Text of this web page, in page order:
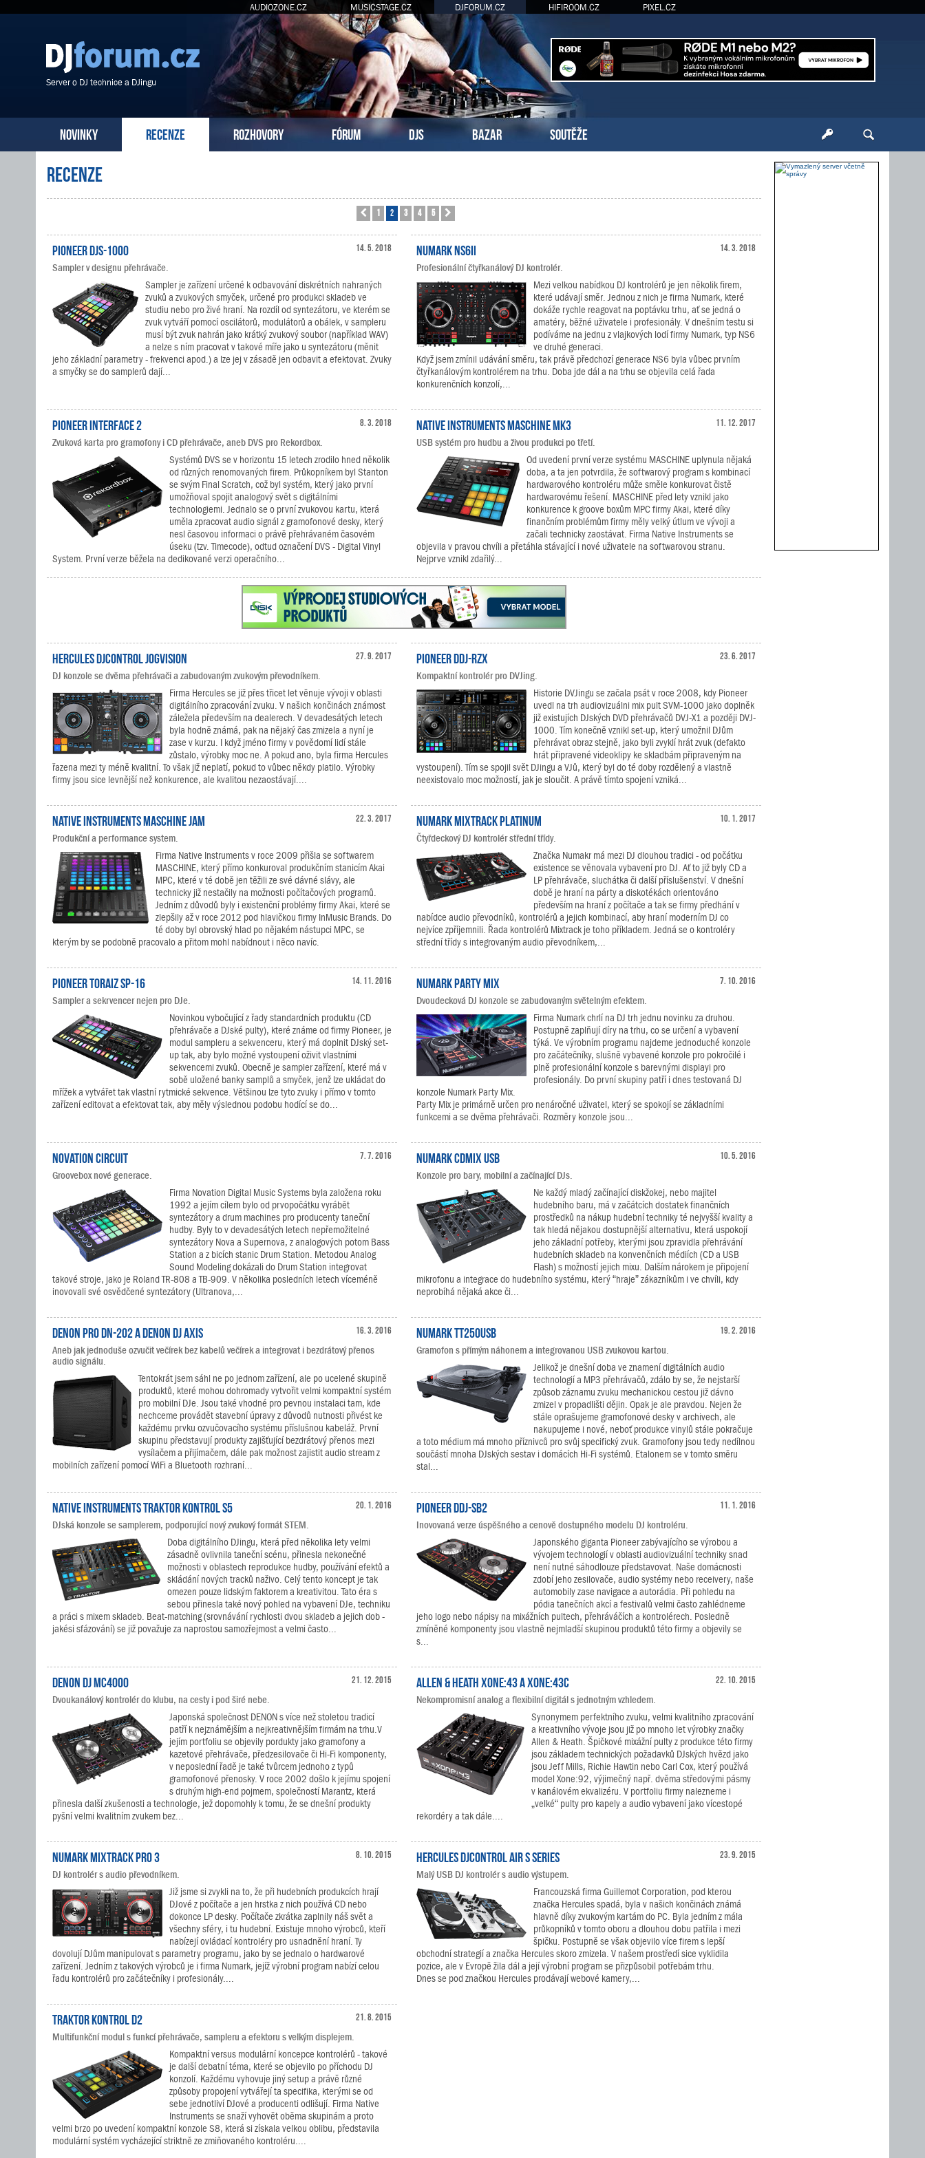
AUDIOZONE.CZ MUSICSTAGE.CZ DJFORUM.CZ HIFIROOM.CZ PIXEL.CZ
Server o DJ technice a DJingu
NOVINKY RECENZE ROZHOVORY FÓRUM DJS BAZAR SOUTĚŽE
Recenze
Předchozí
1 2 3 4 5
14. 5. 2018
Pioneer DJS-1000
Sampler v designu přehrávače.
Sampler je zařízení určené k odbavování diskrétních nahraných
zvuků a zvukových smyček, určené pro produkci skladeb ve
studiu nebo pro živé hraní. Na rozdíl od syntezátoru, ve kterém se
zvuk vytváří pomocí oscilátorů, modulátorů a obálek, v sampleru
musí být zvuk nahrán jako krátký zvukový soubor (například WAV)
a nelze s ním pracovat v takové míře jako u syntezátoru (měnit
jeho základní parametry - frekvenci apod.) a lze jej v zásadě jen odbavit a efektovat. Zvuky
a smyčky se do samplerů dají...
14. 3. 2018
Numark NS6II
Profesionální čtyřkanálový DJ kontrolér.
Mezi velkou nabídkou DJ kontrolérů je jen několik firem,
které udávají směr. Jednou z nich je firma Numark, které
dokáže rychle reagovat na poptávku trhu, ať se jedná o
amatéry, běžné uživatele i profesionály. V dnešním testu si
podíváme na jednu z vlajkových lodí firmy Numark, typ NS6
ve druhé generaci.
Když jsem zmínil udávání směru, tak právě předchozí generace NS6 byla vůbec prvním
čtyřkanálovým kontrolérem na trhu. Doba jde dál a na trhu se objevila celá řada
konkurenčních konzolí,...
8. 3. 2018
Pioneer INTERFACE 2
Zvuková karta pro gramofony i CD přehrávače, aneb DVS pro Rekordbox.
Systémů DVS se v horizontu 15 letech zrodilo hned několik
od různých renomovaných firem. Průkopníkem byl Stanton
se svým Final Scratch, což byl systém, který jako první
umožňoval spojit analogový svět s digitálními
technologiemi. Jednalo se o první zvukovou kartu, která
uměla zpracovat audio signál z gramofonové desky, který
nesl časovou informaci o právě přehrávaném časovém
úseku (tzv. Timecode), odtud označení DVS - Digital Vinyl
System. První verze běžela na dedikované verzi operačního...
11. 12. 2017
Native Instruments MASCHINE MK3
USB systém pro hudbu a živou produkci po třetí.
Od uvedení první verze systému MASCHINE uplynula nějaká
doba, a ta jen potvrdila, že softwarový program s kombinací
hardwarového kontroléru může směle konkurovat čistě
hardwarovému řešení. MASCHINE před lety vznikl jako
konkurence k groove boxům MPC firmy Akai, které díky
finančním problémům firmy měly velký útlum ve vývoji a
začali technicky zaostávat. Firma Native Instruments se
objevila v pravou chvíli a přetáhla stávající i nové uživatele na softwarovou stranu.
Nejprve vznikl zdařilý...
27. 9. 2017
Hercules DJControl Jogvision
DJ konzole se dvěma přehrávači a zabudovaným zvukovým převodníkem.
Firma Hercules se již přes třicet let věnuje vývoji v oblasti
digitálního zpracování zvuku. V našich končinách známost
záležela především na dealerech. V devadesátých letech
byla hodně známá, pak na nějaký čas zmizela a nyní je
zase v kurzu. I když jméno firmy v povědomí lidí stále
zůstalo, výrobky moc ne. A pokud ano, byla firma Hercules
řazena mezi ty méně kvalitní. To však již neplatí, pokud to vůbec někdy platilo. Výrobky
firmy jsou sice levnější než konkurence, ale kvalitou nezaostávají....
23. 6. 2017
Pioneer DDJ-RZX
Kompaktní kontrolér pro DVJing.
Historie DVJingu se začala psát v roce 2008, kdy Pioneer
uvedl na trh audiovizuálni mix pult SVM-1000 jako doplněk
již existujích DJských DVD přehrávačů DVJ-X1 a později DVJ-
1000. Tím konečně vznikl set-up, který umožnil DJům
přehrávat obraz stejně, jako byli zvyklí hrát zvuk (defakto
hrát připravené videoklipy ke skladbám připraveným na
vystoupení). Tím se spojil svět DJingu a VJů, který byl do té doby rozdělený a vlastně
neexistovalo moc možností, jak je sloučit. A právě tímto spojení vzniká...
22. 3. 2017
Native Instruments MASCHINE JAM
Produkční a performance system.
Firma Native Instruments v roce 2009 přišla se softwarem
MASCHINE, který přímo konkuroval produkčním stanicím Akai
MPC, které v té době jen těžili ze své dávné slávy, ale
technicky již nestačily na možnosti počítačových programů.
Jedním z důvodů byly i existenční problémy firmy Akai, které se
zlepšily až v roce 2012 pod hlavičkou firmy InMusic Brands. Do
té doby byl obrovský hlad po nějakém nástupci MPC, se
kterým by se podobně pracovalo a přitom mohl nabídnout i něco navíc.
10. 1. 2017
Numark Mixtrack Platinum
Čtyřdeckový DJ kontrolér střední třídy.
Značka Numakr má mezi DJ dlouhou tradici - od počátku
existence se věnovala vybavení pro DJ. Ať to již byly CD a
LP přehrávače, sluchátka či další příslušenství. V dnešní
době je hraní na párty a diskotékách orientováno
především na hraní z počítače a tak se firmy předhání v
nabídce audio převodníků, kontrolérů a jejich kombinací, aby hraní moderním DJ co
nejvíce zpříjemnili. Řada kontrolérů Mixtrack je toho příkladem. Jedná se o kontroléry
střední třídy s integrovaným audio převodníkem,...
14. 11. 2016
Pioneer TORAIZ SP-16
Sampler a sekrvencer nejen pro DJe.
Novinkou vybočující z řady standardních produktu (CD
přehrávače a DJské pulty), které známe od firmy Pioneer, je
modul sampleru a sekvenceru, který má doplnit DJský set-
up tak, aby bylo možné vystoupení oživit vlastními
sekvencemi zvuků. Obecně je sampler zařízení, které má v
sobě uložené banky samplů a smyček, jenž lze ukládat do
mřížek a vytvářet tak vlastní rytmické sekvence. Většinou lze tyto zvuky i přímo v tomto
zařízení editovat a efektovat tak, aby měly výslednou podobu hodící se do...
7. 10. 2016
Numark Party Mix
Dvoudecková DJ konzole se zabudovaným světelným efektem.
Firma Numark chrlí na DJ trh jednu novinku za druhou.
Postupně zaplňují díry na trhu, co se určení a vybavení
týká. Ve výrobním programu najdeme jednoduché konzole
pro začátečníky, slušně vybavené konzole pro pokročilé i
plně profesionální konzole s barevnými displayi pro
profesionály. Do první skupiny patří i dnes testovaná DJ
konzole Numark Party Mix.
Party Mix je primárně určen pro nenáročné uživatel, který se spokojí se základními
funkcemi a se dvěma přehrávači. Rozměry konzole jsou...
7. 7. 2016
Novation Circuit
Groovebox nové generace.
Firma Novation Digital Music Systems byla založena roku
1992 a jejím cílem bylo od prvopočátku vyrábět
syntezátory a drum machines pro producenty taneční
hudby. Byly to v devadesátých letech nepřemožitelné
syntezátory Nova a Supernova, z analogových potom Bass
Station a z bicích stanic Drum Station. Metodou Analog
Sound Modeling dokázali do Drum Station integrovat
takové stroje, jako je Roland TR-808 a TB-909. V několika posledních letech víceméně
inovovali své osvědčené syntezátory (Ultranova,...
10. 5. 2016
Numark CDMIX USB
Konzole pro bary, mobilní a začínající DJs.
Ne každý mladý začínající diskžokej, nebo majitel
hudebního baru, má v začátcích dostatek finančních
prostředků na nákup hudební techniky té nejvyšší kvality a
tak hledá nějakou dostupnější alternativu, která uspokojí
jeho základní potřeby, kterými jsou zpravidla přehrávání
hudebních skladeb na konvenčních médiích (CD a USB
Flash) s možností jejich mixu. Dalším nárokem je připojení
mikrofonu a integrace do hudebního systému, který “hraje” zákazníkům i ve chvíli, kdy
neprobíhá nějaká akce či...
16. 3. 2016
Denon Pro DN-202 a Denon DJ Axis
Aneb jak jednoduše ozvučit večírek bez kabelů večírek a integrovat i bezdrátový přenos
audio signálu.
Tentokrát jsem sáhl ne po jednom zařízení, ale po ucelené skupině
produktů, které mohou dohromady vytvořit velmi kompaktní systém
pro mobilní DJe. Jsou také vhodné pro pevnou instalaci tam, kde
nechceme provádět stavební úpravy z důvodů nutnosti přivést ke
každému prvku ozvučovacího systému příslušnou kabeláž. První
skupinu představují produkty zajišťující bezdrátový přenos mezi
vysílačem a přijímačem, dále pak možnost zajistit audio stream z
mobilních zařízení pomocí WiFi a Bluetooth rozhraní...
19. 2. 2016
Numark TT250USB
Gramofon s přímým náhonem a integrovanou USB zvukovou kartou.
Jelikož je dnešní doba ve znamení digitálních audio
technologií a MP3 přehrávačů, zdálo by se, že nejstarší
způsob záznamu zvuku mechanickou cestou již dávno
zmizel v propadlišti dějin. Opak je ale pravdou. Nejen že
stále oprašujeme gramofonové desky v archivech, ale
nakupujeme i nové, neboť produkce vinylů stále pokračuje
a toto médium má mnoho příznivců pro svůj specifický zvuk. Gramofony jsou tedy nedílnou
součástí mnoha DJských sestav i domácích Hi-Fi systémů. Etalonem se v tomto směru
stal...
20. 1. 2016
Native Instruments TRAKTOR KONTROL S5
DJská konzole se samplerem, podporující nový zvukový formát STEM.
Doba digitálního DJingu, která před několika lety velmi
zásadně ovlivnila taneční scénu, přinesla nekonečné
možnosti v oblastech reprodukce hudby, používání efektů a
skládání nových tracků naživo. Celý tento koncept je tak
omezen pouze lidským faktorem a kreativitou. Tato éra s
sebou přinesla také nový pohled na vybavení DJe, techniku
a práci s mixem skladeb. Beat-matching (srovnávání rychlosti dvou skladeb a jejich dob -
jakési sfázování) se již považuje za naprostou samozřejmost a velmi často...
11. 1. 2016
Pioneer DDJ-SB2
Inovovaná verze úspěšného a cenově dostupného modelu DJ kontroléru.
Japonského giganta Pioneer zabývajícího se výrobou a
vývojem technologií v oblasti audiovizuální techniky snad
není nutné sáhodlouze představovat. Naše domácnosti
zdobí jeho zesilovače, audio systémy nebo receivery, naše
automobily zase navigace a autorádia. Při pohledu na
pódia tanečních akcí a festivalů velmi často zahlédneme
jeho logo nebo nápisy na mixážních pultech, přehráváčích a kontrolérech. Posledně
zmíněné komponenty jsou vlastně nejmladší skupinou produktů této firmy a objevily se
s...
21. 12. 2015
DENON DJ MC4000
Dvoukanálový kontrolér do klubu, na cesty i pod širé nebe.
Japonská společnost DENON s více než stoletou tradicí
patří k nejznámějším a nejkreativnějším firmám na trhu.V
jejím portfoliu se objevily pordukty jako gramofony a
kazetové přehrávače, předzesilovače či Hi-Fi komponenty,
v neposlední řadě je také tvůrcem jednoho z typů
gramofonové přenosky. V roce 2002 došlo k jejímu spojení
s druhým high-end pojmem, společností Marantz, která
přinesla další zkušenosti a technologie, jež dopomohly k tomu, že se dnešní produkty
pyšní velmi kvalitním zvukem bez...
22. 10. 2015
Allen & Heath Xone:43 a Xone:43C
Nekompromisní analog a flexibilní digitál s jednotným vzhledem.
Synonymem perfektního zvuku, velmi kvalitního zpracování
a kreativního vývoje jsou již po mnoho let výrobky značky
Allen & Heath. Špičkové mixážní pulty z produkce této firmy
jsou základem technických požadavků DJských hvězd jako
jsou Jeff Mills, Richie Hawtin nebo Carl Cox, který používá
model Xone:92, výjimečný např. dvěma středovými pásmy
v kanálovém ekvalizéru. V portfoliu firmy nalezneme i
„velké“ pulty pro kapely a audio vybavení jako vícestopé
rekordéry a tak dále....
8. 10. 2015
Numark Mixtrack Pro 3
DJ kontrolér s audio převodníkem.
Již jsme si zvykli na to, že při hudebních produkcích hrají
DJové z počítače a jen hrstka z nich používá CD nebo
dokonce LP desky. Počítače zkrátka zaplnily náš svět a
všechny sféry, i tu hudební. Existuje mnoho výrobců, kteří
nabízejí ovládací kontroléry pro usnadnění hraní. Ty
dovolují DJům manipulovat s parametry programu, jako by se jednalo o hardwarové
zařízení. Jedním z takových výrobců je i firma Numark, jejíž výrobní program nabízí celou
řadu kontrolérů pro začátečníky i profesionály....
23. 9. 2015
Hercules DJControl Air S Series
Malý USB DJ kontrolér s audio výstupem.
Francouzská firma Guillemot Corporation, pod kterou
značka Hercules spadá, byla v našich končinách známá
hlavně díky zvukovým kartám do PC. Byla jedním z mála
průkopníků v tomto oboru a dlouhou dobu patřila i mezi
špičku. Postupně se však objevilo více firem s lepší
obchodní strategií a značka Hercules skoro zmizela. V našem prostředí sice vyklidila
pozice, ale v Evropě žila dál a její výrobní program se přizpůsobil potřebám trhu.
Dnes se pod značkou Hercules prodávají webové kamery,...
21. 8. 2015
TRAKTOR KONTROL D2
Multifunkční modul s funkcí přehrávače, sampleru a efektoru s velkým displejem.
Kompaktní versus modulární koncepce kontrolérů - takové
je další debatní téma, které se objevilo po příchodu DJ
konzolí. Každému vyhovuje jiný setup a právě různé
způsoby propojení vytvářejí ta specifika, kterými se od
sebe jednotliví DJové a producenti odlišují. Firma Native
Instruments se snaží vyhovět oběma skupinám a proto
velmi brzo po uvedení kompaktní konzole S8, která si získala velkou oblibu, představila
modulární systém vycházející striktně ze zmiňovaného kontroléru....